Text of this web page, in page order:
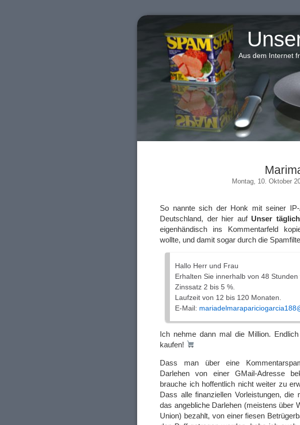
Aus dem Internet
Montag, 10. Oktober
So nannte sich der Honk mit seiner
Deutschland, der hier auf Unser
eigenhändisch ins Kommentarfeld
wollte, und damit sogar durch die
Hallo Herr und Frau
Erhalten Sie innerhalb von 48
Zinssatz 2 bis 5 %.
Laufzeit von 12 bis 120 Monaten.
E-Mail:
Ich nehme dann mal die Million.
kaufen!
Dass man über eine
Darlehen von einer GMail-Adresse
brauche ich hoffentlich nicht weiter zu
Dass alle finanziellen Vorleistungen, die
das angebliche Darlehen (meistens über
Union) bezahlt, von einer fiesen